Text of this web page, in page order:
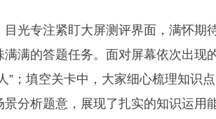
光专注紧盯大屏测评界面，满怀期
满的答题任务。面对屏幕依次出现
”；填空关卡中，大家细心梳理知识
分析题意，展现了扎实的知识运用能